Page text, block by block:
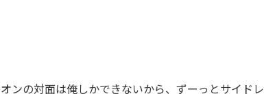
ンの対面は俺しかできないから、ずーっとサイドレ